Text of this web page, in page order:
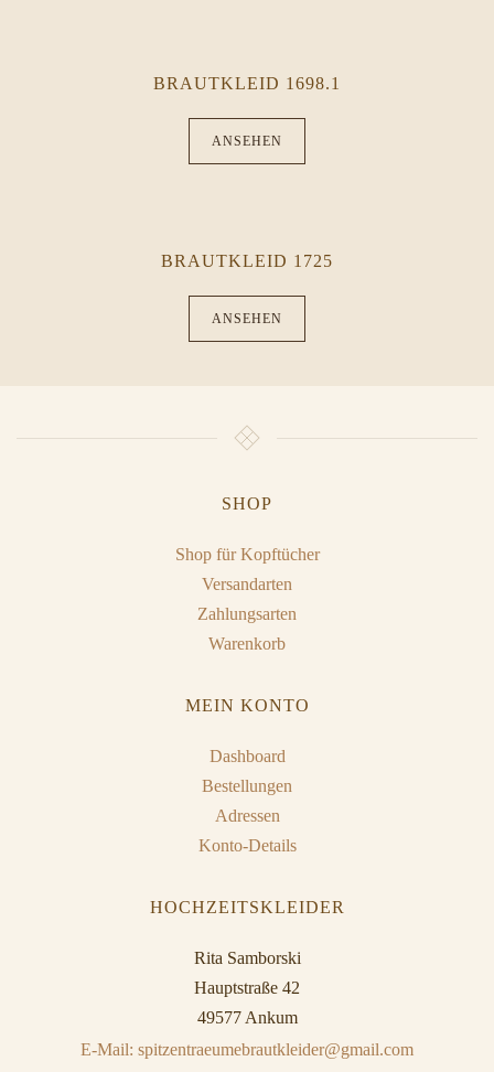
BRAUTKLEID 1698.1
ANSEHEN
BRAUTKLEID 1725
ANSEHEN
SHOP
Shop für Kopftücher
Versandarten
Zahlungsarten
Warenkorb
MEIN KONTO
Dashboard
Bestellungen
Adressen
Konto-Details
HOCHZEITSKLEIDER
Rita Samborski
Hauptstraße 42
49577 Ankum
E-Mail: spitzentraeumebrautkleider@gmail.com